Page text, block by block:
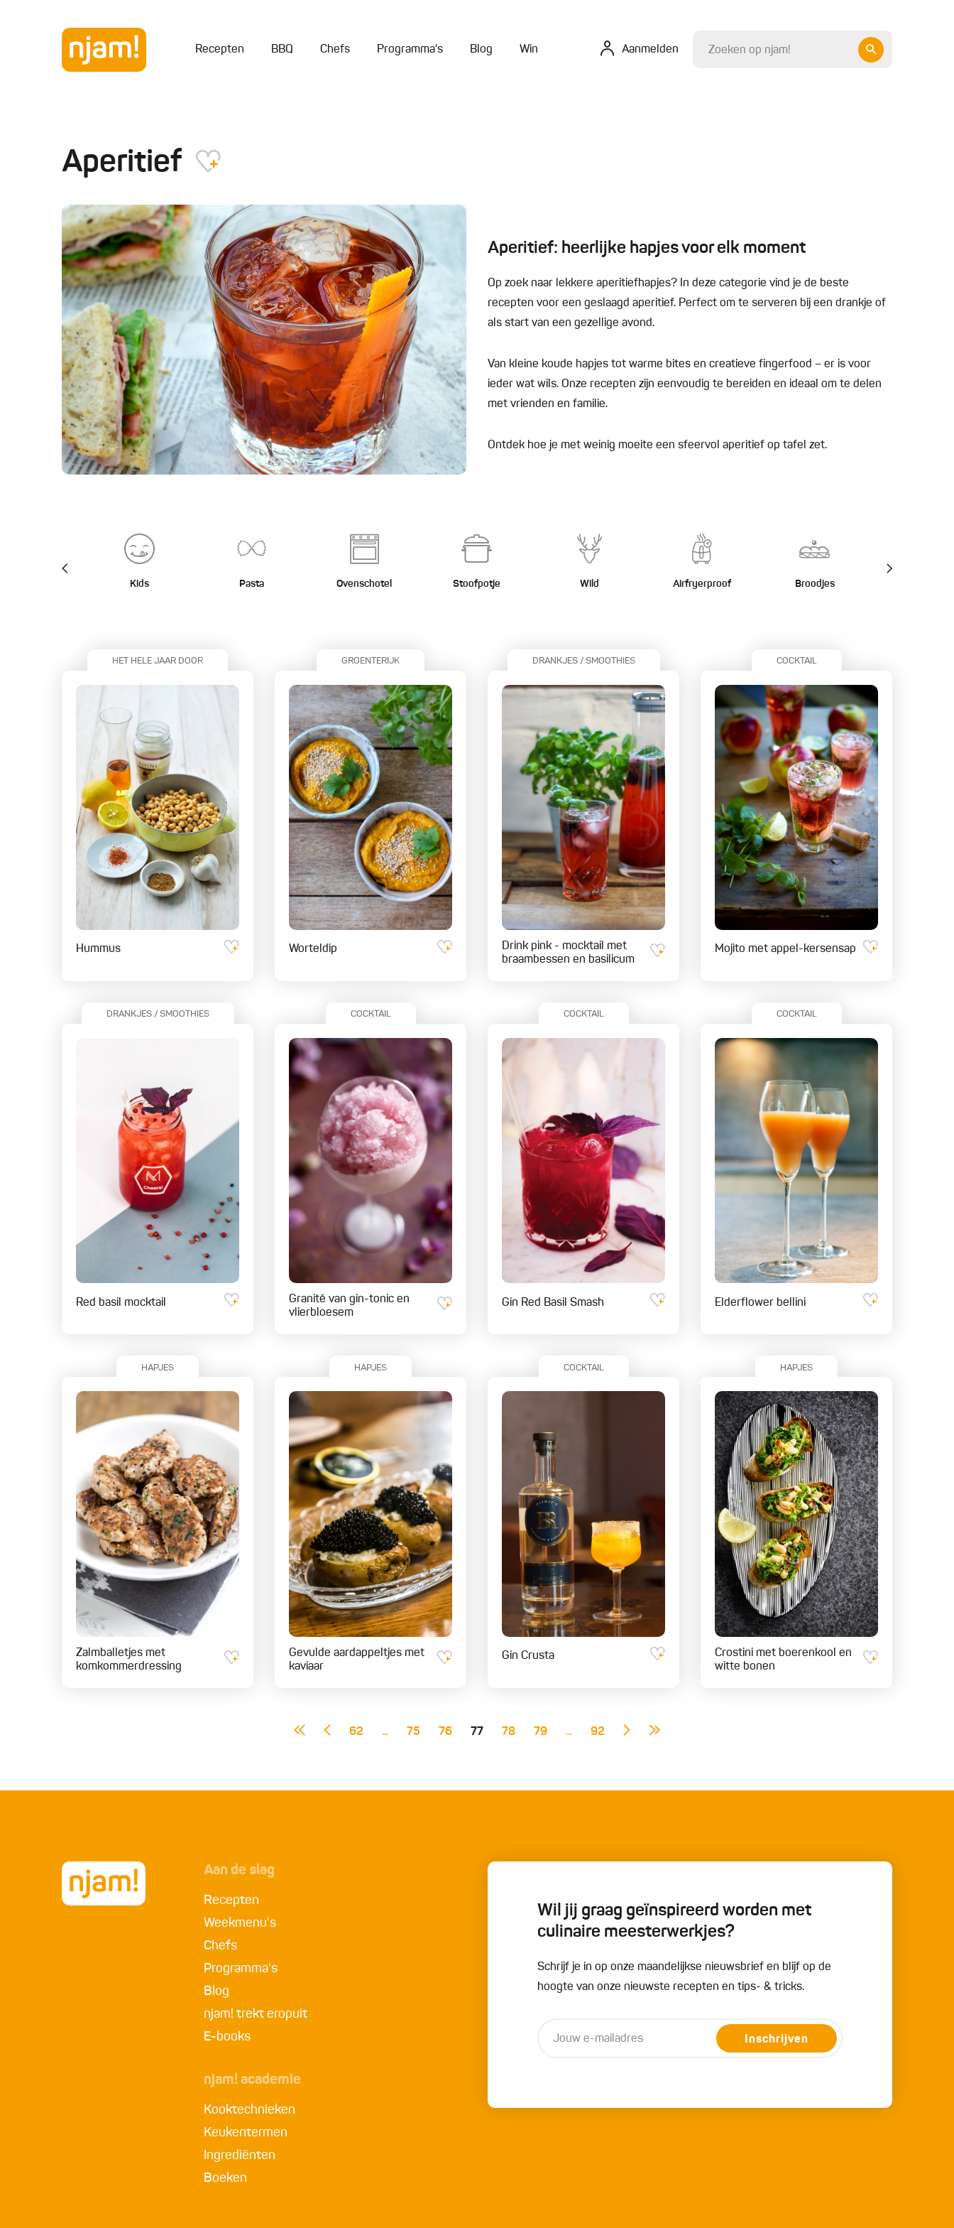
Recepten BBQ Chefs Programma's Blog Win Aanmelden
Aperitief
Aperitief: heerlijke hapjes voor elk moment
Op zoek naar lekkere aperitiefhapjes? In deze categorie vind je de beste
recepten voor een geslaagd aperitief. Perfect om te serveren bij een drankje of
als start van een gezellige avond.
Van kleine koude hapjes tot warme bites en creatieve fingerfood – er is voor
ieder wat wils. Onze recepten zijn eenvoudig te bereiden en ideaal om te delen
met vrienden en familie.
Ontdek hoe je met weinig moeite een sfeervol aperitief op tafel zet.
Kids Pasta Ovenschotel Stoofpotje Wild Airfryerproof Broodjes
HET HELE JAAR DOOR
Hummus
GROENTERIJK
Worteldip
DRANKJES / SMOOTHIES
Drink pink - mocktail met
braambessen en basilicum
COCKTAIL
Mojito met appel-kersensap
DRANKJES / SMOOTHIES
Red basil mocktail
COCKTAIL
Granité van gin-tonic en
vlierbloesem
COCKTAIL
Gin Red Basil Smash
COCKTAIL
Elderflower bellini
HAPJES
Zalmballetjes met
komkommerdressing
HAPJES
Gevulde aardappeltjes met
kaviaar
COCKTAIL
Gin Crusta
HAPJES
Crostini met boerenkool en
witte bonen
62 ... 75 76 77 78 79 ... 92
Aan de slag
Recepten
Weekmenu's
Chefs
Programma's
Blog
njam! trekt eropuit
E-books
njam! academie
Kooktechnieken
Keukentermen
Ingrediënten
Boeken
Wil jij graag geïnspireerd worden met
culinaire meesterwerkjes?
Schrijf je in op onze maandelijkse nieuwsbrief en blijf op de
hoogte van onze nieuwste recepten en tips- & tricks.
Inschrijven